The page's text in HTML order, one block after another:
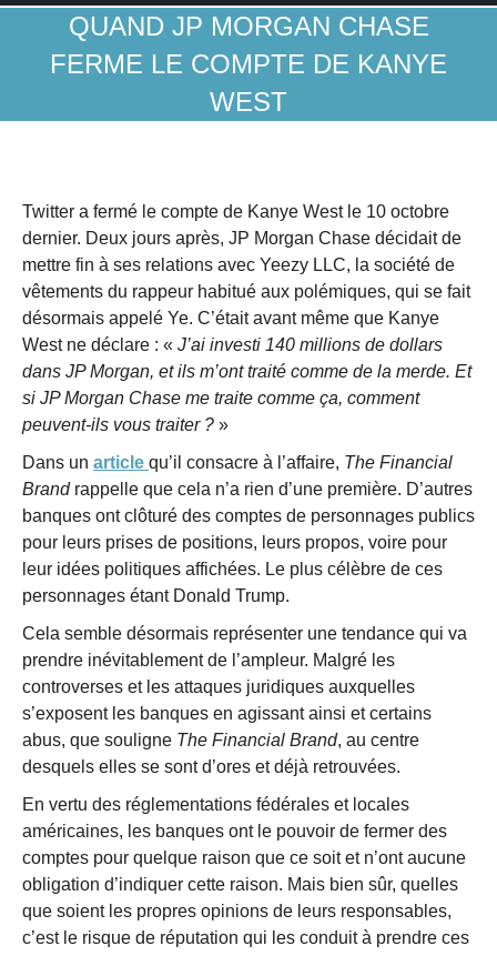
QUAND JP MORGAN CHASE
FERME LE COMPTE DE KANYE
WEST
Twitter a fermé le compte de Kanye West le 10 octobre
dernier. Deux jours après, JP Morgan Chase décidait de
mettre fin à ses relations avec Yeezy LLC, la société de
vêtements du rappeur habitué aux polémiques, qui se fait
désormais appelé Ye. C’était avant même que Kanye
West ne déclare : « J’ai investi 140 millions de dollars
dans JP Morgan, et ils m’ont traité comme de la merde. Et
si JP Morgan Chase me traite comme ça, comment
peuvent-ils vous traiter ? »
Dans un article qu’il consacre à l’affaire, The Financial
Brandrappelle que cela n’a rien d’une première. D’autres
banques ont clôturé des comptes de personnages publics
pour leurs prises de positions, leurs propos, voire pour
leur idées politiques affichées. Le plus célèbre de ces
personnages étant Donald Trump.
Cela semble désormais représenter une tendance qui va
prendre inévitablement de l’ampleur. Malgré les
controverses et les attaques juridiques auxquelles
s’exposent les banques en agissant ainsi et certains
abus, que souligne The Financial Brand, au centre
desquels elles se sont d’ores et déjà retrouvées.
En vertu des réglementations fédérales et locales
américaines, les banques ont le pouvoir de fermer des
comptes pour quelque raison que ce soit et n’ont aucune
obligation d’indiquer cette raison. Mais bien sûr, quelles
que soient les propres opinions de leurs responsables,
c’est le risque de réputation qui les conduit à prendre ces